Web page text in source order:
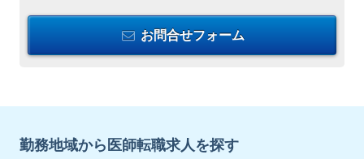
お問合せフォーム
勤務地域から医師転職求人を探す